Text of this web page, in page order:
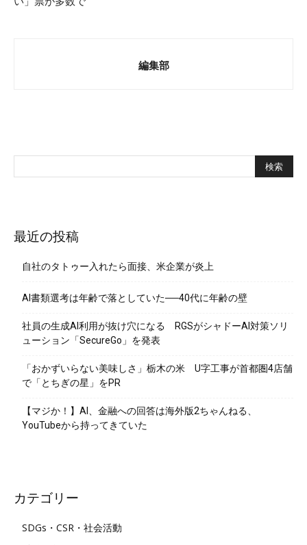
編集部
最近の投稿
自社のタトゥー入れたら面接、米企業が炎上
AI書類選考は年齢で落としていた──40代に年齢の壁
社員の生成AI利用が抜け穴になる RGSがシャドーAI対策ソリ
ューション「SecureGo」を発表
「おかずいらない美味しさ」栃木の米 U字工事が首都圏4店舗
で「とちぎの星」をPR
【マジか！】AI、金融への回答は海外版2ちゃんねる、
YouTubeから持ってきていた
カテゴリー
SDGs・CSR・社会活動